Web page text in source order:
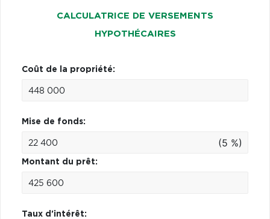
CALCULATRICE DE VERSEMENTS
HYPOTHÉCAIRES
Coût de la propriété:
Mise de fonds:
(5 %)
Montant du prêt:
Taux d'intérêt: